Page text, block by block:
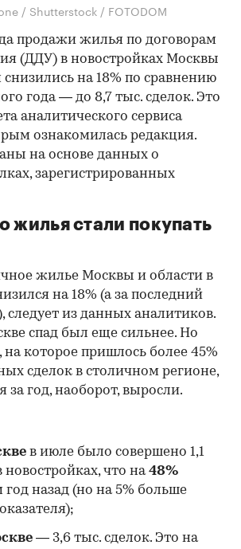
/ Shutterstock / FOTODOM
продажи жилья по договорам
(ДДУ) в новостройках Москвы
на 18% по сравнению
года — до 8,7 тыс. сделок. Это
аналитического сервиса
ознакомилась редакция.
на основе данных о
зарегистрированных
жилья стали покупать
жилье Москвы и области в
на 18% (а за последний
следует из данных аналитиков.
спад был еще сильнее. Но
на которое пришлось более 45%
сделок в столичном регионе,
год, наоборот, выросли.
в июле было совершено 1,1
новостройках, что на48%
год назад (но на 5% больше
— 3,6 тыс. сделок. Это на